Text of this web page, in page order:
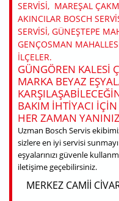
SERVISI, MAREŞAL
AKINCILAR BOSCH
SERVISI, GÜNEŞTEPE
GENÇOSMAN
ILÇELER.
GÜNGÖREN KALESI
MARKA BEYAZ
BAKIM IHTIYACI IÇIN
HER ZAMAN
Uzman Bosch Servis
sizlere en iyi servisi
eşyalarınızı güvenle
iletişime geçebilirsiniz.
MERKEZ CAMII